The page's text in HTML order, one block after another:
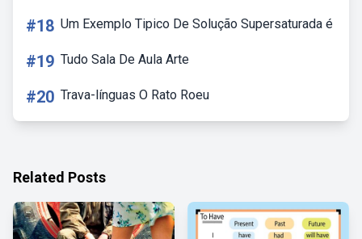
#18 Um Exemplo Tipico De Solução Supersaturada é
#19 Tudo Sala De Aula Arte
#20 Trava-línguas O Rato Roeu
Related Posts